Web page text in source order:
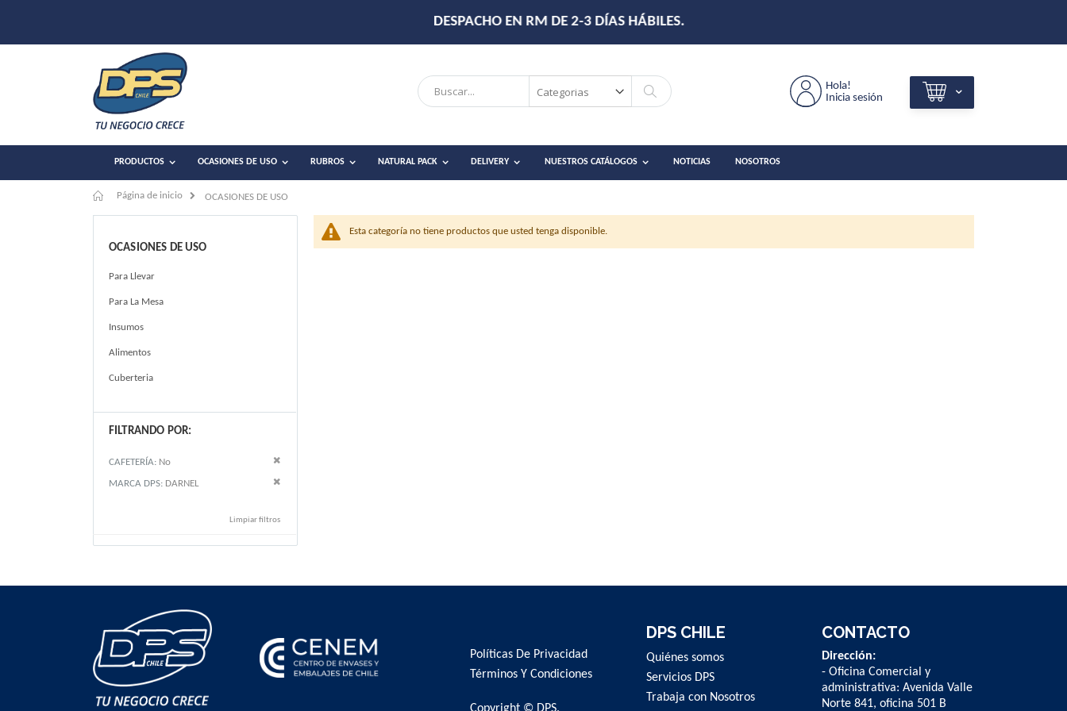
DESPACHO EN RM DE 2-3 DÍAS HÁBILES.
Search
Hola!
Inicia sesión
PRODUCTOS OCASIONES DE USO RUBROS NATURAL PACK DELIVERY NUESTROS CATÁLOGOS NOTICIAS NOSOTROS
Página de inicio OCASIONES DE USO
Esta categoría no tiene productos que usted tenga disponible.
OCASIONES DE USO
Para Llevar
Para La Mesa
Insumos
Alimentos
Cuberteria
FILTRANDO POR:
CAFETERÍA No Remove This Item
MARCA DPS DARNEL Remove This Item
Limpiar filtros
Políticas De Privacidad
Términos Y Condiciones
Copyright © DPS.
DPS CHILE
Quiénes somos
Servicios DPS
Trabaja con Nosotros
CONTACTO
Dirección:
- Oficina Comercial y
administrativa: Avenida Valle
Norte 841, oficina 501 B